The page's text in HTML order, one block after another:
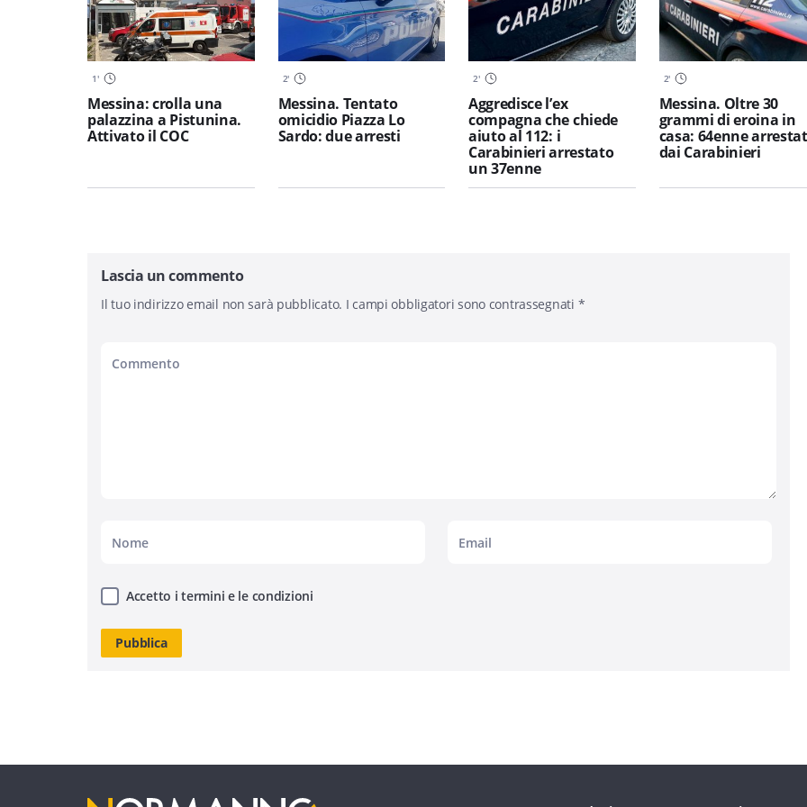
1'
Messina: crolla una
palazzina a Pistunina.
Attivato il COC
2'
Messina. Tentato
omicidio Piazza Lo
Sardo: due arresti
2'
Aggredisce l’ex
compagna che chiede
aiuto al 112: i
Carabinieri arrestato
un 37enne
2'
Messina. Oltre 30
grammi di eroina in
casa: 64enne
dai Carabinieri
Lascia un commento
Il tuo indirizzo email non sarà pubblicato. I campi obbligatori sono contrassegnati *
Accetto i termini e le condizioni